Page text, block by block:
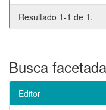
Resultado 1-1 de 1.
Busca facetada
Editor